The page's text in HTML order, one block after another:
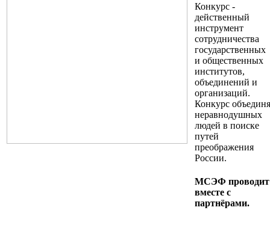
Конкурс -
действенный
инструмент
сотрудничества
государственных
и общественных
институтов,
объединений и
организаций.
Конкурс
неравнодушных
людей в поиске
путей
преображения
России.
МСЭФ проводит
вместе с
партнёрами.